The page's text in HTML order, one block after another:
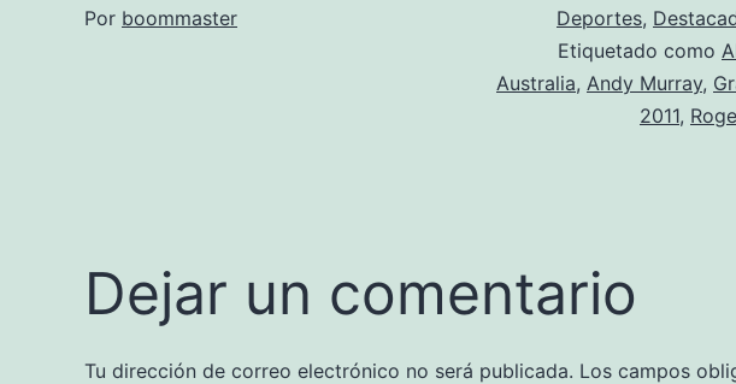
Por boommaster
Deportes,
Etiquetado como
Australia, Andy Murray,
2011,
Dejar un comentario
Tu dirección de correo electrónico no será publicada. Los campos